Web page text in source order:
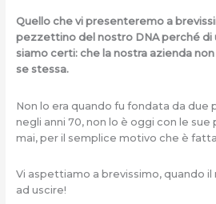
Quello che vi presenteremo a
pezzettino del nostro DNA perché di
siamo certi: che la nostra azienda
se stessa.
Non lo era quando fu fondata da due
negli anni 70, non lo è oggi con le sue
mai, per il semplice motivo che è
Vi aspettiamo a brevissimo, quando
ad uscire!